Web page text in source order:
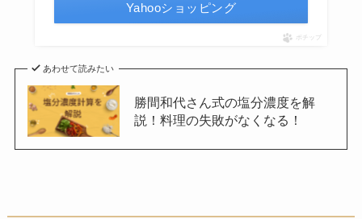
Yahooショッピング
ポチップ
あわせて読みたい
勝間和代さん式の塩分濃度を解
説！料理の失敗がなくなる！